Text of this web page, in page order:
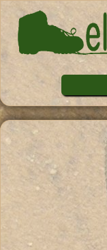
Pasar al contenido